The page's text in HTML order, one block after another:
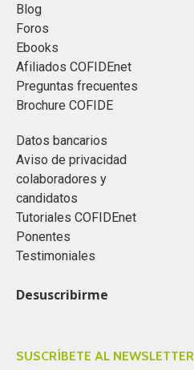
Blog
Foros
Ebooks
Afiliados COFIDEnet
Preguntas frecuentes
Brochure COFIDE
Datos bancarios
Aviso de privacidad
colaboradores y
candidatos
Tutoriales COFIDEnet
Ponentes
Testimoniales
Desuscribirme
SUSCRÍBETE AL NEWSLETTER